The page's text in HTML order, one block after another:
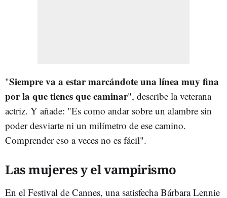
"Siempre va a estar marcándote una línea muy fina
por la que tienes que caminar", describe la veterana
actriz. Y añade: "Es como andar sobre un alambre sin
poder desviarte ni un milímetro de ese camino.
Comprender eso a veces no es fácil".
Las mujeres y el vampirismo
En el Festival de Cannes, una satisfecha Bárbara Lennie